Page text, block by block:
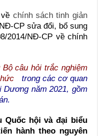
chính sách tinh giản
CP sửa đổi, bổ sung
2014/NĐ-CP về chính
Bộ câu hỏi trắc nghiệm
trong các cơ quan
năm 2021, gồm
Quốc hội và đại biểu
hành theo nguyên